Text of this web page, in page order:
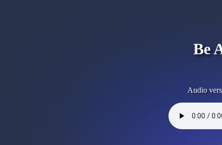
Be
Audio